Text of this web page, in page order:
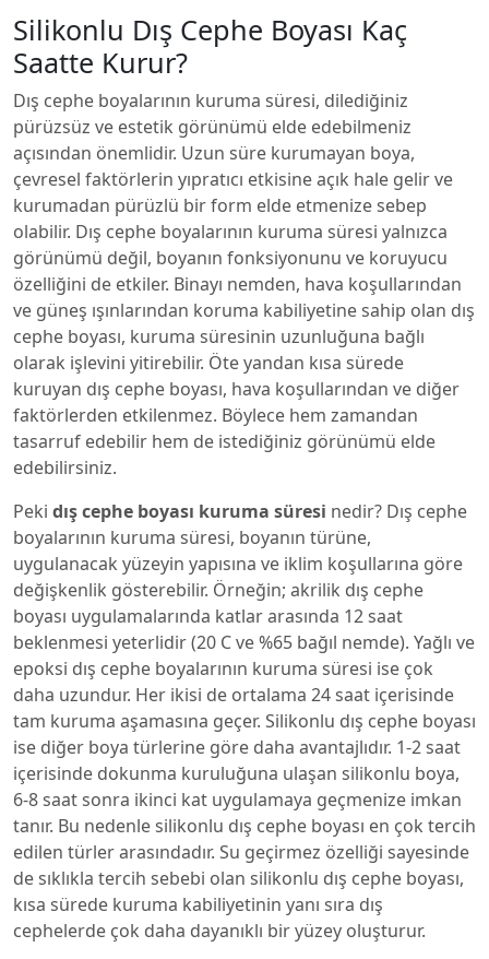
Silikonlu Dış Cephe Boyası Kaç
Saatte Kurur?
Dış cephe boyalarının kuruma süresi, dilediğiniz
pürüzsüz ve estetik görünümü elde edebilmeniz
açısından önemlidir. Uzun süre kurumayan boya,
çevresel faktörlerin yıpratıcı etkisine açık hale gelir ve
kurumadan pürüzlü bir form elde etmenize sebep
olabilir. Dış cephe boyalarının kuruma süresi yalnızca
görünümü değil, boyanın fonksiyonunu ve koruyucu
özelliğini de etkiler. Binayı nemden, hava koşullarından
ve güneş ışınlarından koruma kabiliyetine sahip olan dış
cephe boyası, kuruma süresinin uzunluğuna bağlı
olarak işlevini yitirebilir. Öte yandan kısa sürede
kuruyan dış cephe boyası, hava koşullarından ve diğer
faktörlerden etkilenmez. Böylece hem zamandan
tasarruf edebilir hem de istediğiniz görünümü elde
edebilirsiniz.
Peki dış cephe boyası kuruma süresi nedir? Dış cephe
boyalarının kuruma süresi, boyanın türüne,
uygulanacak yüzeyin yapısına ve iklim koşullarına göre
değişkenlik gösterebilir. Örneğin; akrilik dış cephe
boyası uygulamalarında katlar arasında 12 saat
beklenmesi yeterlidir (20 C ve %65 bağıl nemde). Yağlı ve
epoksi dış cephe boyalarının kuruma süresi ise çok
daha uzundur. Her ikisi de ortalama 24 saat içerisinde
tam kuruma aşamasına geçer. Silikonlu dış cephe boyası
ise diğer boya türlerine göre daha avantajlıdır. 1-2 saat
içerisinde dokunma kuruluğuna ulaşan silikonlu boya,
6-8 saat sonra ikinci kat uygulamaya geçmenize imkan
tanır. Bu nedenle silikonlu dış cephe boyası en çok tercih
edilen türler arasındadır. Su geçirmez özelliği sayesinde
de sıklıkla tercih sebebi olan silikonlu dış cephe boyası,
kısa sürede kuruma kabiliyetinin yanı sıra dış
cephelerde çok daha dayanıklı bir yüzey oluşturur.